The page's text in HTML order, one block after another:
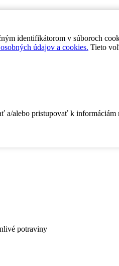
identifikátorom v súboroch
údajov a cookies. Tieto
pristupovať k informáciám
potraviny